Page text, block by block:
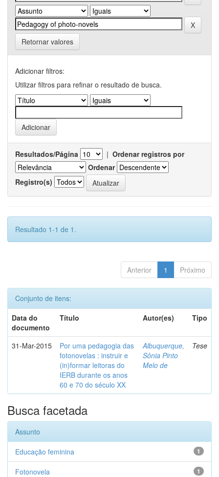
Retornar valores
Adicionar filtros:
Utilizar filtros para refinar o resultado de busca.
Resultados/Página | Ordenar registros por
Ordenar
Registro(s)
Resultado 1-1 de 1.
Anterior 1 Próximo
Conjunto de itens:
Data do
documento
Título Autor(es) Tipo
31-Mar-2015
Por uma pedagogia das
fotonovelas : instruir e
(in)formar leitoras do
IERB durante os anos
60 e 70 do século XX
Albuquerque,
Sônia Pinto
Melo de
Tese
Busca facetada
Assunto
1
Educação feminina
1
Fotonovela